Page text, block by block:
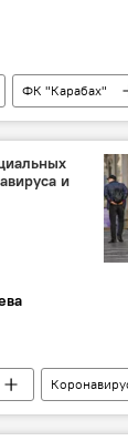
ФК "Карабах"
и